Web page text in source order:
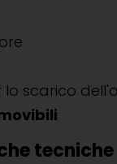
lo scarico
tecniche